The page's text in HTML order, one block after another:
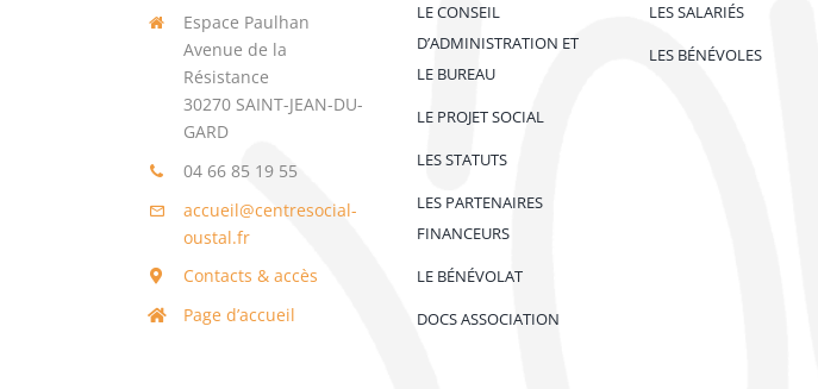
Espace Paulhan
Avenue de la
Résistance
30270 SAINT-JEAN-DU-
GARD
04 66 85 19 55
accueil@centresocial-
oustal.fr
Contacts & accès
Page d’accueil
LE CONSEIL
D’ADMINISTRATION ET
LE BUREAU
LE PROJET SOCIAL
LES STATUTS
LES PARTENAIRES
FINANCEURS
LE BÉNÉVOLAT
DOCS ASSOCIATION
LES SALARIÉS
LES BÉNÉVOLES